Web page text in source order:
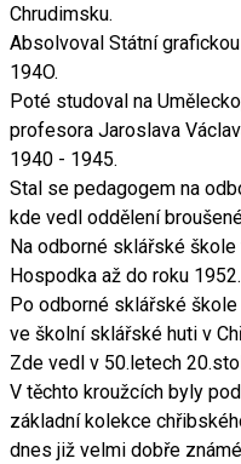
Chrudimsku.
Absolvoval Státní
194O.
Poté studoval na
profesora Jaroslava
1940 - 1945.
Stal se pedagogem na
kde vedl oddělení
Na odborné sklářské
Hospodka až do roku 1952.
Po odborné sklářské
ve školní sklářské huti v
Zde vedl v 50.letech
V těchto kroužcích byly
základní kolekce
dnes již velmi dobře